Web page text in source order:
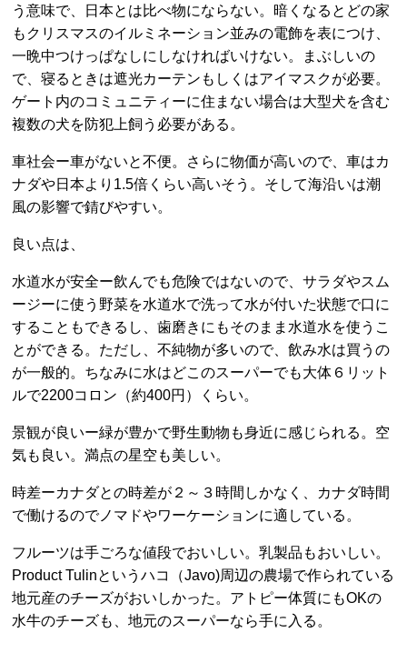
う意味で、日本とは比べ物にならない。暗くなるとどの家
もクリスマスのイルミネーション並みの電飾を表につけ、
一晩中つけっぱなしにしなければいけない。まぶしいの
で、寝るときは遮光カーテンもしくはアイマスクが必要。
ゲート内のコミュニティーに住まない場合は大型犬を含む
複数の犬を防犯上飼う必要がある。
車社会ー車がないと不便。さらに物価が高いので、車はカ
ナダや日本より1.5倍くらい高いそう。そして海沿いは潮
風の影響で錆びやすい。
良い点は、
水道水が安全ー飲んでも危険ではないので、サラダやスム
ージーに使う野菜を水道水で洗って水が付いた状態で口に
することもできるし、歯磨きにもそのまま水道水を使うこ
とができる。ただし、不純物が多いので、飲み水は買うの
が一般的。ちなみに水はどこのスーパーでも大体６リット
ルで2200コロン（約400円）くらい。
景観が良いー緑が豊かで野生動物も身近に感じられる。空
気も良い。満点の星空も美しい。
時差ーカナダとの時差が２～３時間しかなく、カナダ時間
で働けるのでノマドやワーケーションに適している。
フルーツは手ごろな値段でおいしい。乳製品もおいしい。
Product Tulinというハコ（Javo)周辺の農場で作られている
地元産のチーズがおいしかった。アトピー体質にもOKの
水牛のチーズも、地元のスーパーなら手に入る。